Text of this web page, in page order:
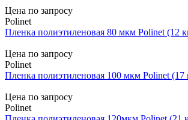
Цена по запросу
Polinet
Пленка полиэтиленовая 80 мкм Polinet (12
Цена по запросу
Polinet
Пленка полиэтиленовая 100 мкм Polinet (17
Цена по запросу
Polinet